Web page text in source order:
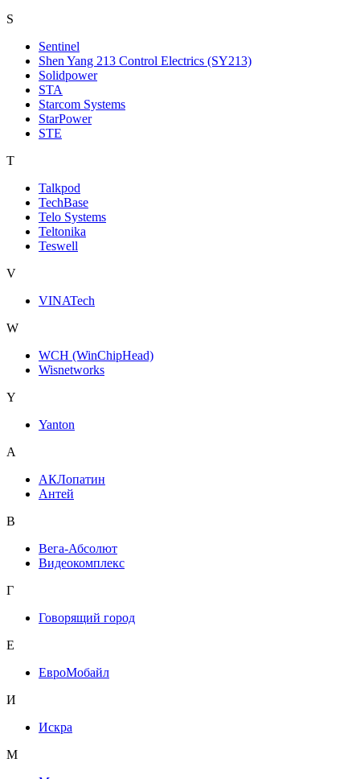
S
Sentinel
Shen Yang 213 Control Electrics (SY213)
Solidpower
STA
Starcom Systems
StarPower
STE
T
Talkpod
TechBase
Telo Systems
Teltonika
Teswell
V
VINATech
W
WCH (WinChipHead)
Wisnetworks
Y
Yanton
А
АКЛопатин
Антей
В
Вега-Абсолют
Видеокомплекс
Г
Говорящий город
Е
ЕвроМобайл
И
Искра
М